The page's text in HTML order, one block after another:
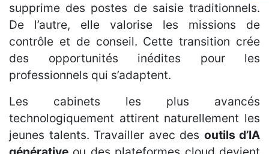
supprime des postes de saisie traditionnels.
De l’autre, elle valorise les missions de
contrôle et de conseil. Cette transition crée
des opportunités inédites pour les
professionnels qui s’adaptent.
Les cabinets les plus avancés
technologiquement attirent naturellement les
jeunes talents. Travailler avec des outils d’IA